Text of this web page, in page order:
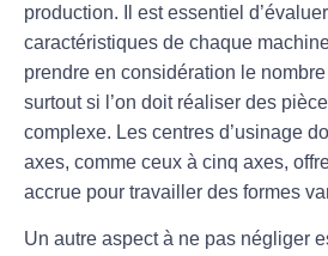
production. Il est essentiel
caractéristiques de chaque
prendre en considération le
surtout si l’on doit réaliser des
complexe. Les centres d’usinage
axes, comme ceux à cinq axes,
accrue pour travailler des formes
Un autre aspect à ne pas négliger